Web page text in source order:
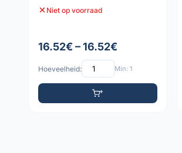
Niet op voorraad
16.52€ – 16.52€
Hoeveelheid: Min: 1